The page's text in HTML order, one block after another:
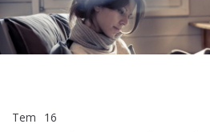
Tem 16